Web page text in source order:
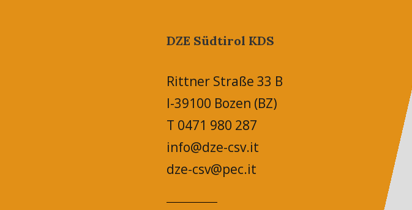
DZE Südtirol KDS
Rittner Straße 33 B
I-39100 Bozen (BZ)
T 0471 980 287
info@dze-csv.it
dze-csv@pec.it